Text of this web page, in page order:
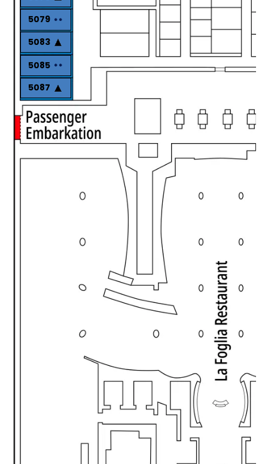
5079
5083
5085
5087